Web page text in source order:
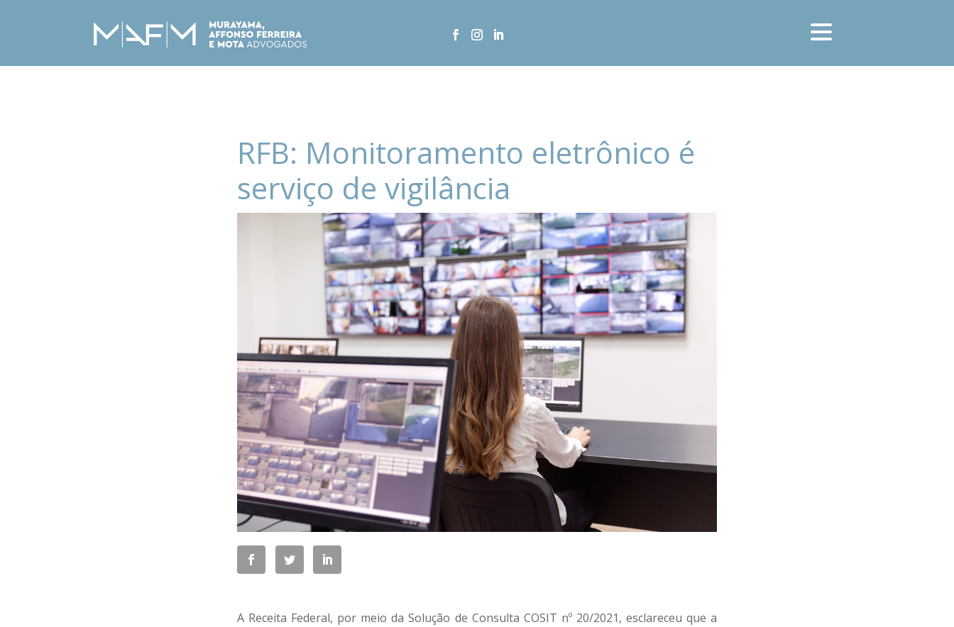
RFB: Monitoramento eletrônico é
serviço de vigilância
A Receita Federal, por meio da Solução de Consulta COSIT nº 20/2021, esclareceu que a